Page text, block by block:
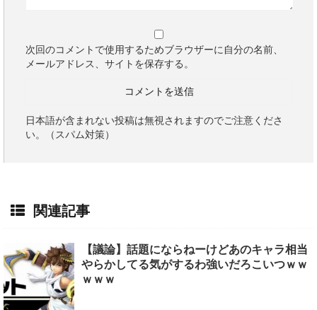
次回のコメントで使用するためブラウザーに自分の名前、
メールアドレス、サイトを保存する。
日本語が含まれない投稿は無視されますのでご注意くださ
い。（スパム対策）
関連記事
【議論】話題にならねーけどあのキャラ相当
やらかしてる気がするわ強いだろこいつｗｗ
ｗｗｗ